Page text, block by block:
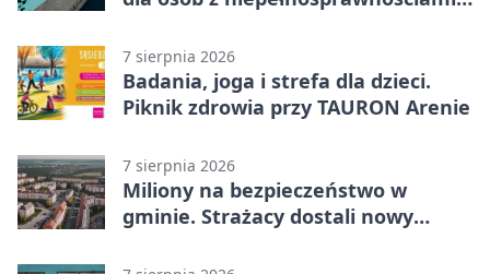
7 sierpnia 2026
Badania, joga i strefa dla dzieci.
Piknik zdrowia przy TAURON Arenie
7 sierpnia 2026
Miliony na bezpieczeństwo w
gminie. Strażacy dostali nowy